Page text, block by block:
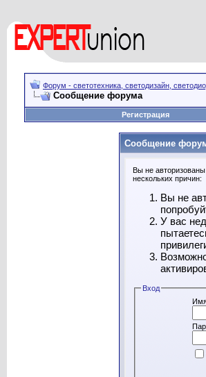
Форум - светотехника, светодизайн,
Сообщение форума
Регистрация
Сообщение
Вы не
нескольких причин:
Вы не
У вас
Вход